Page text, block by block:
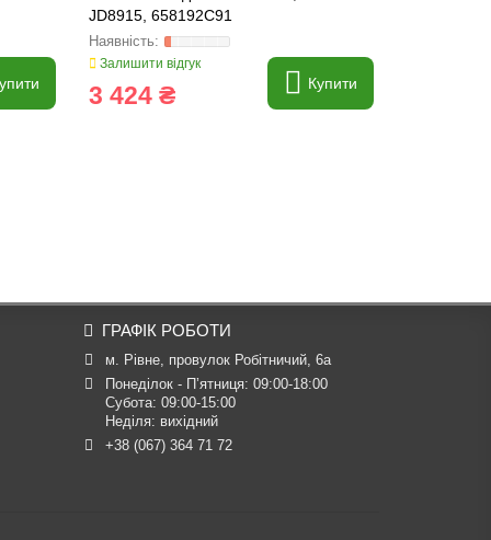
JD8915, 658192C91
Залишити відгук
3 424 ₴ Купити
ГРАФІК РОБОТИ
м. Рівне, провулок Робітничий, 6а
Понеділок - П’ятниця: 09:00-18:00
Субота: 09:00-15:00
Неділя: вихідний
+38 (067) 364 71 72